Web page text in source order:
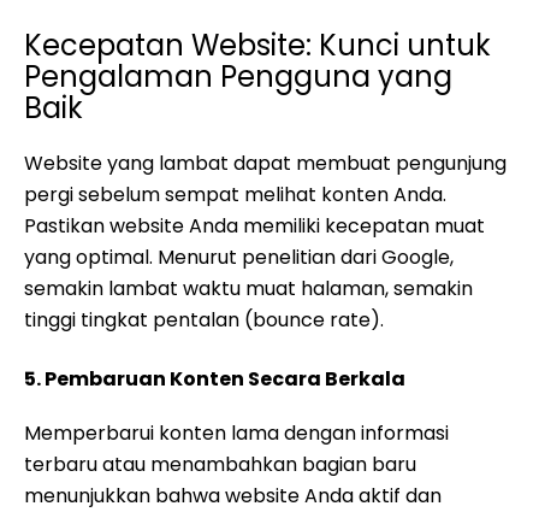
Kecepatan Website: Kunci untuk
Pengalaman Pengguna yang
Baik
Website yang lambat dapat membuat pengunjung
pergi sebelum sempat melihat konten Anda.
Pastikan website Anda memiliki kecepatan muat
yang optimal. Menurut penelitian dari Google,
semakin lambat waktu muat halaman, semakin
tinggi tingkat pentalan (bounce rate).
5. Pembaruan Konten Secara Berkala
Memperbarui konten lama dengan informasi
terbaru atau menambahkan bagian baru
menunjukkan bahwa website Anda aktif dan